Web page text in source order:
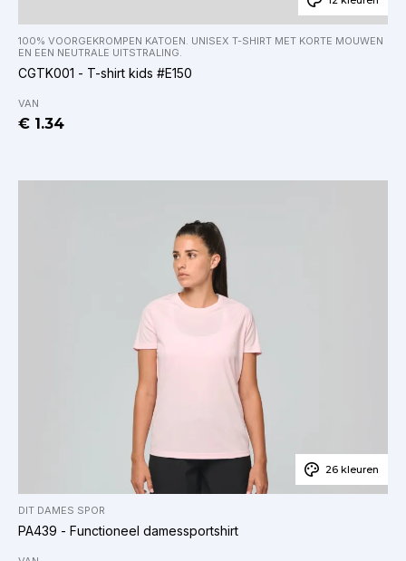
100% VOORGEKROMPEN KATOEN. UNISEX T-SHIRT MET KORTE MOUWEN
EN EEN NEUTRALE UITSTRALING.
CGTK001 - T-shirt kids #E150
VAN
€ 1.34
26 kleuren
DIT DAMES SPOR
PA439 - Functioneel damessportshirt